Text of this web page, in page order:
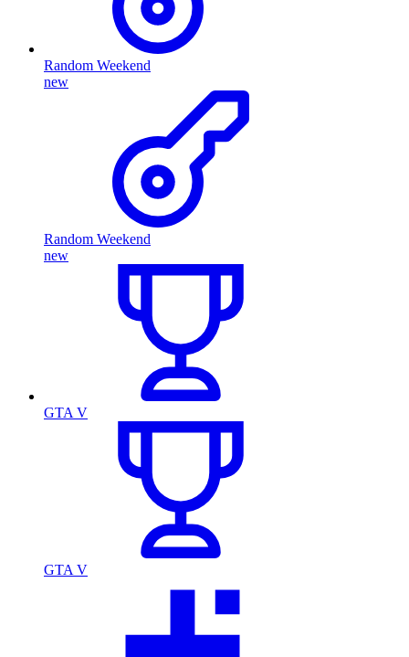
Random Weekend
new
Random Weekend
new
GTA V
GTA V